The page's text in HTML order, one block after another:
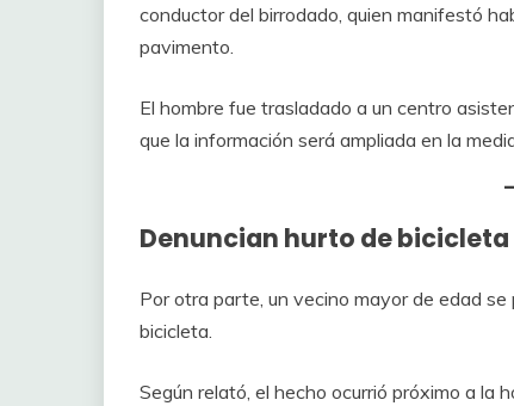
conductor del birrodado, quien manifestó
pavimento.
El hombre fue trasladado a un centro
que la información será ampliada en la
Denuncian hurto de
Por otra parte, un vecino mayor de edad
bicicleta.
Según relató, el hecho ocurrió próximo a la